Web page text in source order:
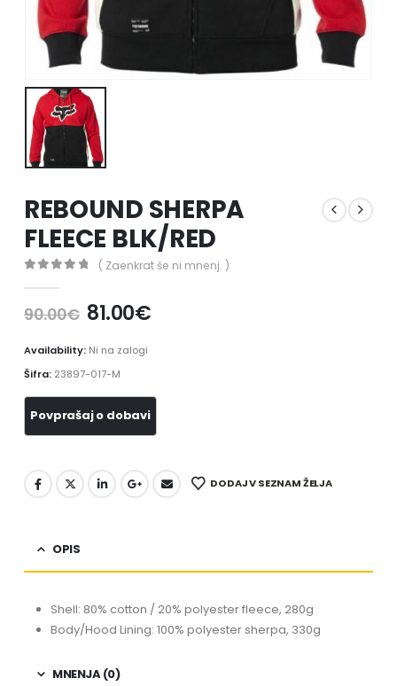
REBOUND SHERPA
FLEECE BLK/RED
( Zaenkrat še ni mnenj. )
90.00€ 81.00€
Availability: Ni na zalogi
Šifra: 23897-017-M
DODAJ V SEZNAM ŽELJA
OPIS
Shell: 80% cotton / 20% polyester fleece, 280g
Body/Hood Lining: 100% polyester sherpa, 330g
MNENJA (0)